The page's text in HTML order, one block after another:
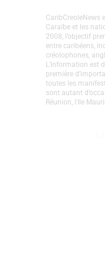
CaribCreoleNews
Caraïbe et les
2008, l’objectif
entre caribéens,
sont autant